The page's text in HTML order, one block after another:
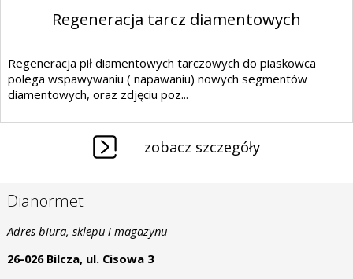
Regeneracja tarcz diamentowych
Regeneracja pił diamentowych tarczowych do piaskowca
polega wspawywaniu ( napawaniu) nowych segmentów
diamentowych, oraz zdjęciu poz...
zobacz szczegóły
Dianormet
Adres biura, sklepu i magazynu
26-026 Bilcza, ul. Cisowa 3